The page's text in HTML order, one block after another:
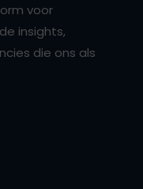
voor
insights,
die ons als